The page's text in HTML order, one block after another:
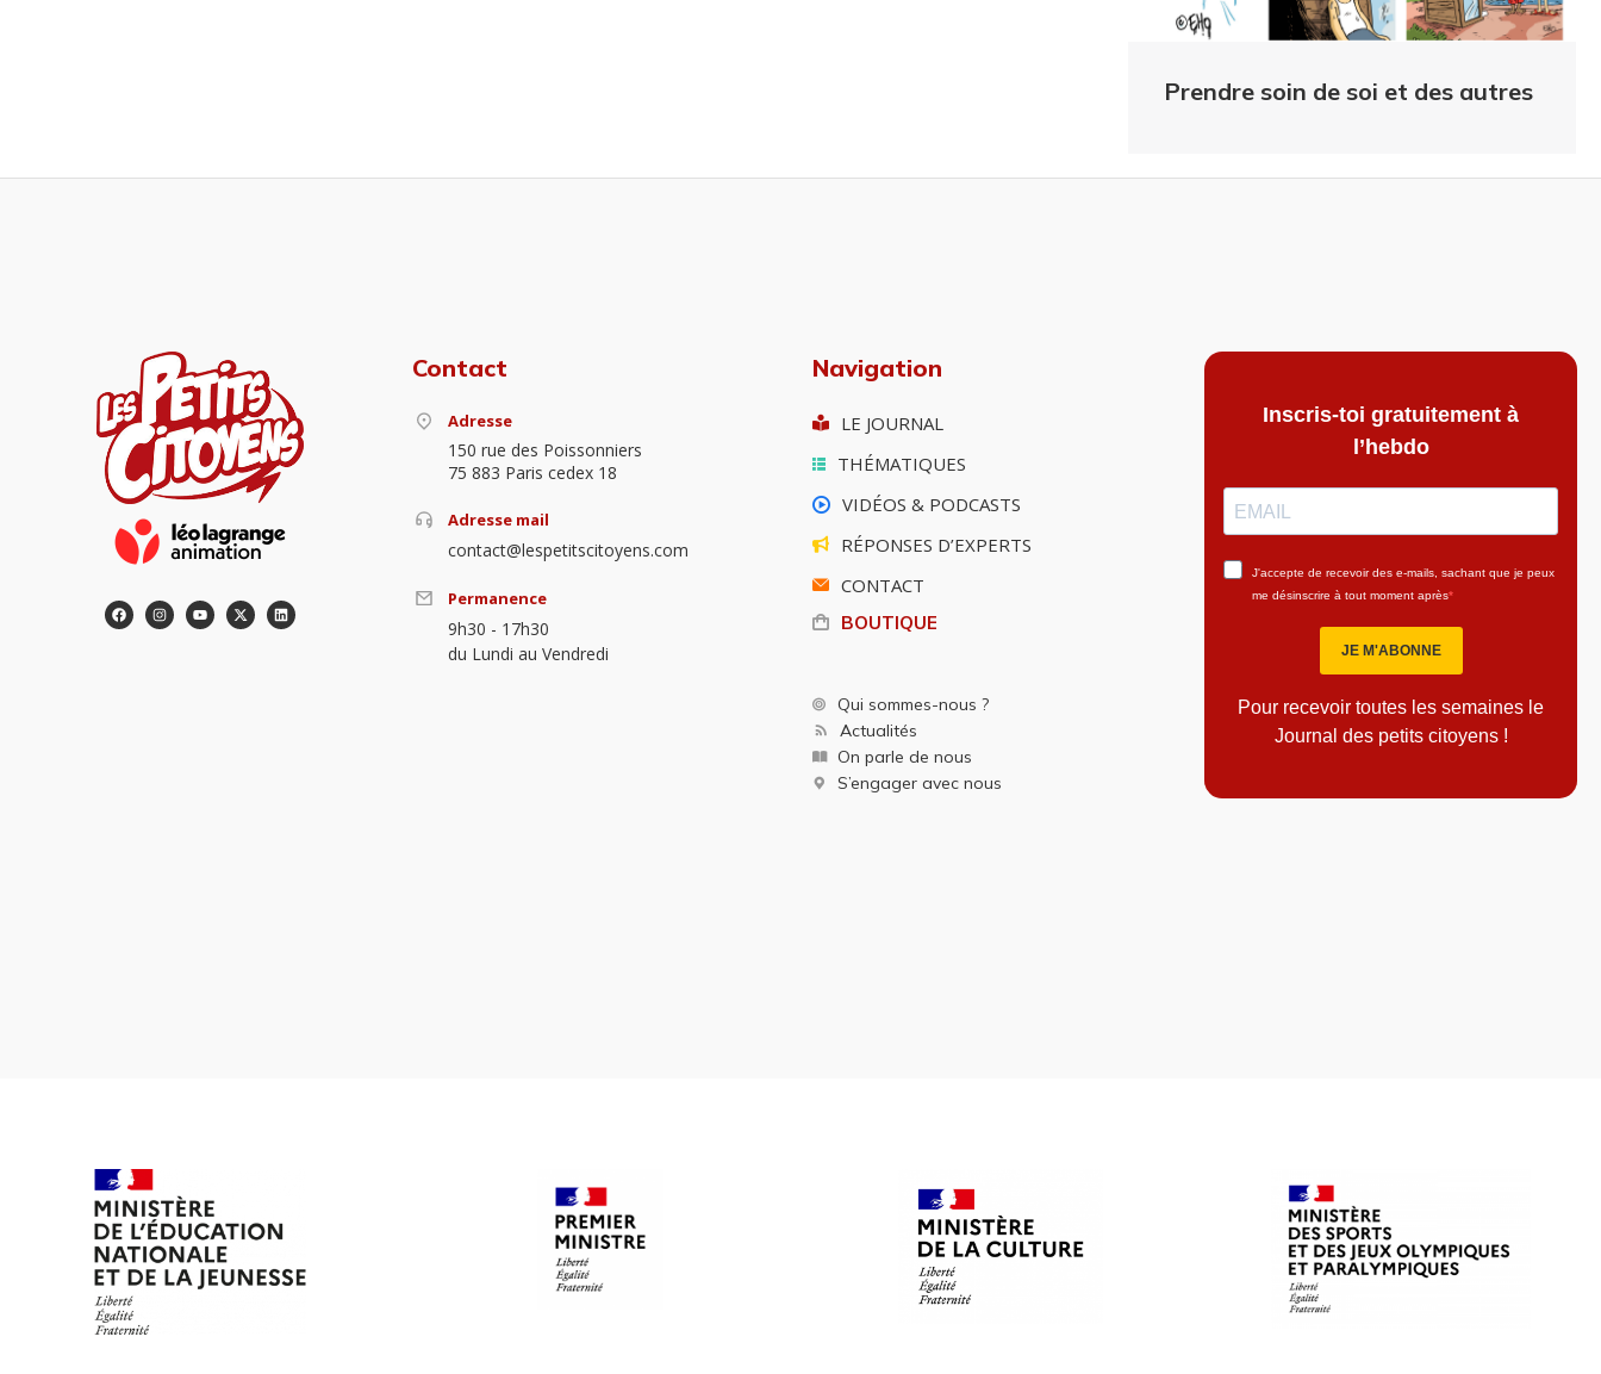
Prendre soin de soi et des autres
Contact
Adresse
150 rue des Poissonniers
75 883 Paris cedex 18
Adresse mail
contact@lespetitscitoyens.com
Permanence
9h30 - 17h30
du Lundi au Vendredi
Navigation
LE JOURNAL
THÉMATIQUES
VIDÉOS & PODCASTS
RÉPONSES D’EXPERTS
CONTACT
BOUTIQUE
Qui sommes-nous ?
Actualités
On parle de nous
S’engager avec nous